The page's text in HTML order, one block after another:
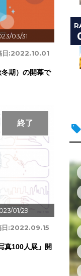
03/31
日:2022.10.01
期）の開幕で
01/29
終了
:2022.09.15
真100人展」開